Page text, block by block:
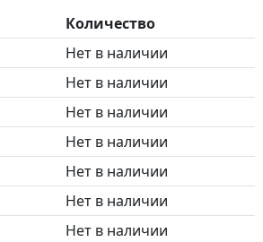
Количество
Нет в наличии
Нет в наличии
Нет в наличии
Нет в наличии
Нет в наличии
Нет в наличии
Нет в наличии